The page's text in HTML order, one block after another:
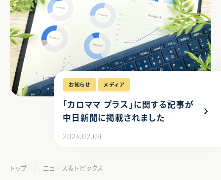
お知らせ メディア
「カロママ プラス」に関する記事が
中日新聞に掲載されました
2024.02.09
トップ ニュース＆トピックス